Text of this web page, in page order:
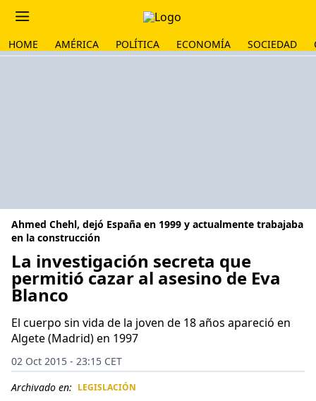
HOME AMÉRICA POLÍTICA ECONOMÍA SOCIEDAD
Ahmed Chehl, dejó España en 1999 y actualmente trabajaba
en la construcción
La investigación secreta que
permitió cazar al asesino de Eva
Blanco
El cuerpo sin vida de la joven de 18 años apareció en
Algete (Madrid) en 1997
02 Oct 2015 - 23:15 CET
Archivado en: LEGISLACIÓN